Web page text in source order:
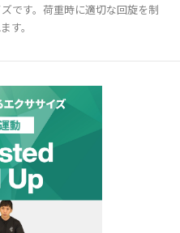
です。荷重時に適切な回旋を制
す。